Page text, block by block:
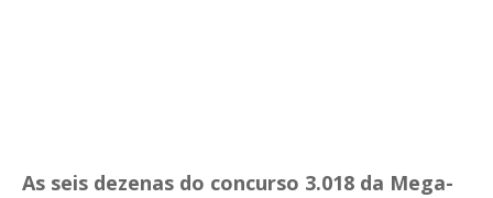
As seis dezenas do concurso 3.018 da Mega-